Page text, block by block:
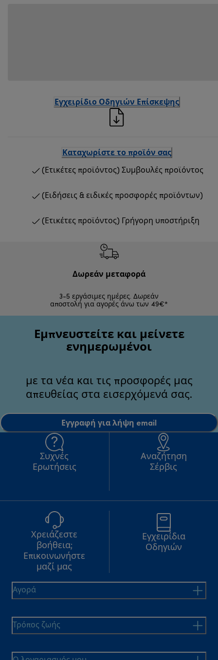
Εγχειρίδιο Οδηγιών Επίσκεψης
Καταχωρίστε το προϊόν σας
(Ετικέτες προϊόντος) Συμβουλές προϊόντος
(Ειδήσεις & ειδικές προσφορές προϊόντων)
(Ετικέτες προϊόντος) Γρήγορη υποστήριξη
Δωρεάν μεταφορά
3-5 εργάσιμες ημέρες. Δωρεάν
αποστολή για αγορές άνω των 49€*
Εμπνευστείτε και μείνετε
ενημερωμένοι
με τα νέα και τις προσφορές μας
απευθείας στα εισερχόμενά σας.
Εγγραφή για λήψη email
Συχνές
Ερωτήσεις
Αναζήτηση
Σέρβις
Χρειάζεστε
βοήθεια;
Επικοινωνήστε
μαζί μας
Εγχειρίδια
Οδηγιών
Αγορά
Τρόπος ζωής